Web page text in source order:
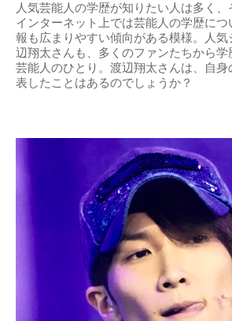
人気芸能人の学歴が知りたい人は多く、
インターネット上では芸能人の学歴に
報も広まりやすい傾向がある模様。人
辺翔太さんも、多くのファンたちから学
芸能人のひとり。渡辺翔太さんは、自
表したことはあるのでしょうか？